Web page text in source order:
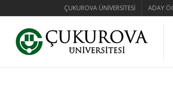
ÇUKUROVA ÜNIVERSITESI ADAY